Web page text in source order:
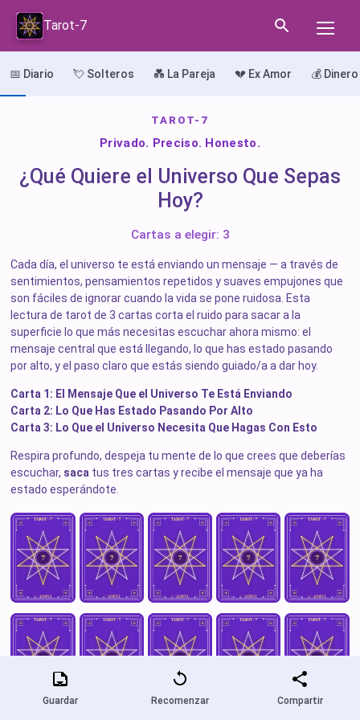
Tarot-7
📅 Diario 💘 Solteros 💑 La Pareja 💔 Ex Amor 💰
Guardar Recomenzar Compartir
TAROT-7
Privado. Preciso. Honesto.
¿Qué Quiere el Universo Que Sepas
Hoy?
Cartas a elegir: 3
Cada día, el universo te está enviando un mensaje — a través de
sentimientos, pensamientos repetidos y suaves empujones que
son fáciles de ignorar cuando la vida se pone ruidosa. Esta
lectura de tarot de 3 cartas corta el ruido para sacar a la
superficie lo que más necesitas escuchar ahora mismo: el
mensaje central que está llegando, lo que has estado pasando
por alto, y el paso claro que estás siendo guiado/a a dar hoy.
Carta 1: El Mensaje Que el Universo Te Está Enviando
Carta 2: Lo Que Has Estado Pasando Por Alto
Carta 3: Lo Que el Universo Necesita Que Hagas Con Esto
Respira profundo, despeja tu mente de lo que crees que deberías
escuchar, saca tus tres cartas y recibe el mensaje que ya ha
estado esperándote.